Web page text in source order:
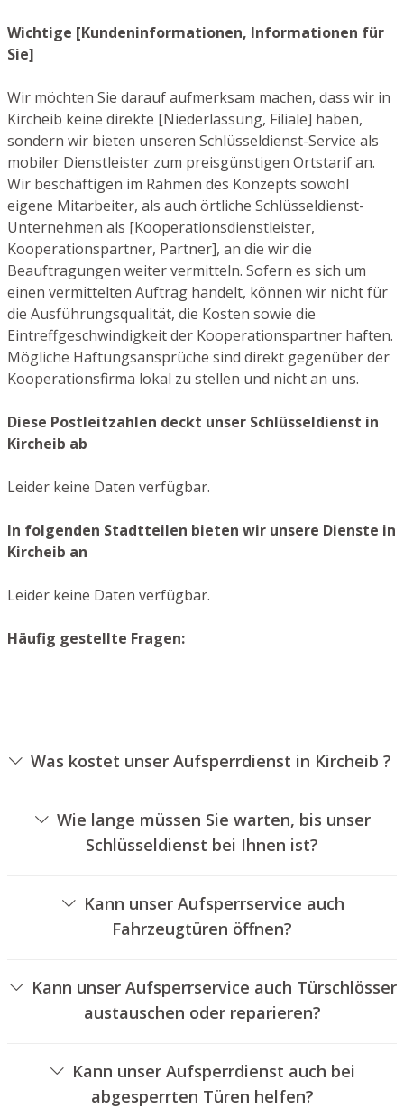
Wichtige [Kundeninformationen, Informationen für
Sie]
Wir möchten Sie darauf aufmerksam machen, dass wir in
Kircheib keine direkte [Niederlassung, Filiale] haben,
sondern wir bieten unseren Schlüsseldienst-Service als
mobiler Dienstleister zum preisgünstigen Ortstarif an.
Wir beschäftigen im Rahmen des Konzepts sowohl
eigene Mitarbeiter, als auch örtliche Schlüsseldienst-
Unternehmen als [Kooperationsdienstleister,
Kooperationspartner, Partner], an die wir die
Beauftragungen weiter vermitteln. Sofern es sich um
einen vermittelten Auftrag handelt, können wir nicht für
die Ausführungsqualität, die Kosten sowie die
Eintreffgeschwindigkeit der Kooperationspartner haften.
Mögliche Haftungsansprüche sind direkt gegenüber der
Kooperationsfirma lokal zu stellen und nicht an uns.
Diese Postleitzahlen deckt unser Schlüsseldienst in
Kircheib ab
Leider keine Daten verfügbar.
In folgenden Stadtteilen bieten wir unsere Dienste in
Kircheib an
Leider keine Daten verfügbar.
Häufig gestellte Fragen:
Was kostet unser Aufsperrdienst in Kircheib ?
unterschiedlichen Faktoren ab, wie beispielsweise der
Ausführung des Schlosses, der Dauer der Arbeiten und
eventuellen Kilometerpauschalen. Wir bieten unseren
Wie lange müssen Sie warten, bis unser
Schlüsseldienst bei Ihnen ist?
innerhalb von 30 Minuten vor Ort. Die tatsächliche
Wartezeit hängt von der Entfernung des Einsatzortes zu
unserem Unternehmen und den aktuellen
Kann unser Aufsperrservice auch
Fahrzeugtüren öffnen?
Kann unser Aufsperrservice auch Türschlösser
austauschen oder reparieren?
Türschlössern an.Kann unser Aufsperrdienst auch bei
abgesperrten Türen helfen?